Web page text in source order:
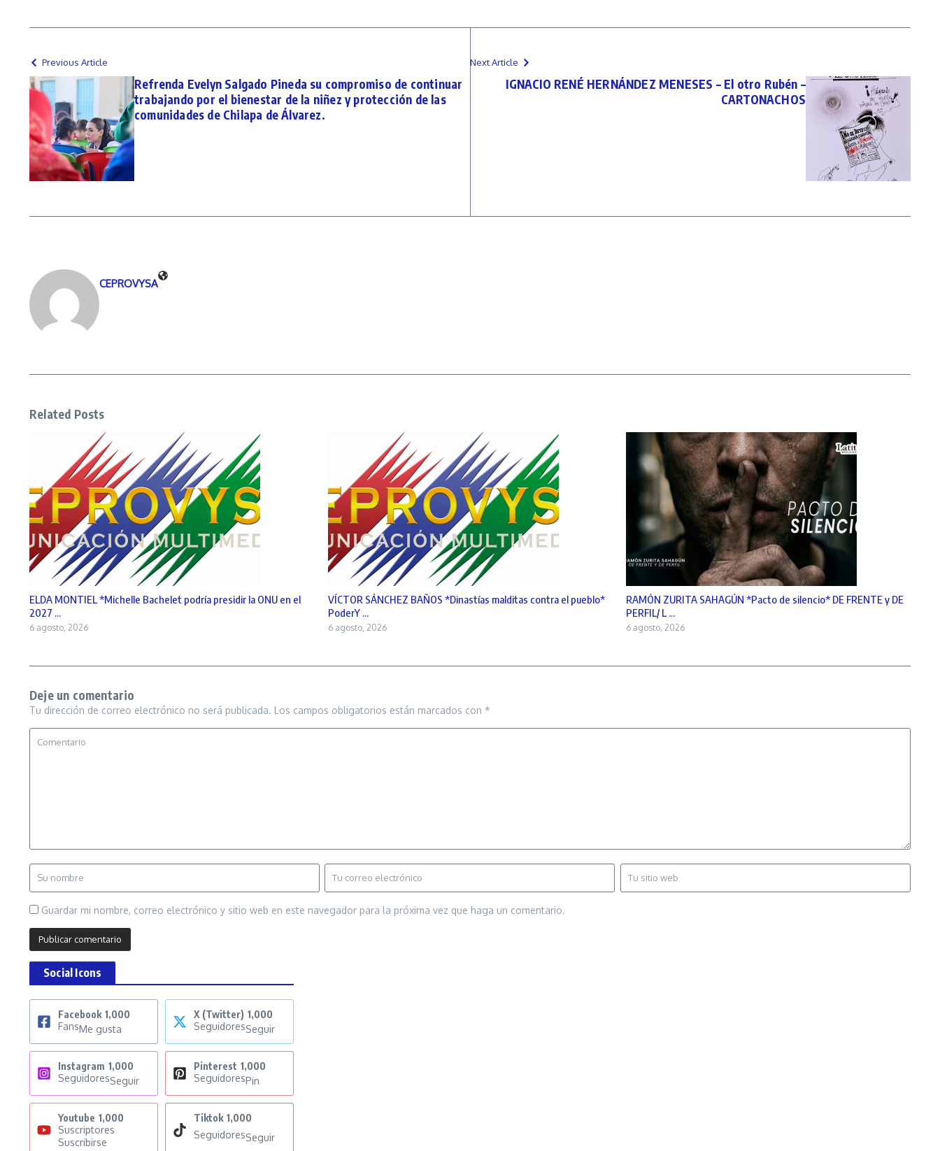
Previous Article
Refrenda Evelyn Salgado Pineda su compromiso de continuar
trabajando por el bienestar de la niñez y protección de las
comunidades de Chilapa de Álvarez.
Next Article
IGNACIO RENÉ HERNÁNDEZ MENESES – El otro Rubén –
CARTONACHOS
CEPROVYSA
Related Posts
ELDA MONTIEL *Michelle Bachelet podría presidir la ONU en el
2027 ...
6 agosto, 2026
VÍCTOR SÁNCHEZ BAÑOS *Dinastías malditas contra el pueblo*
PoderY ...
6 agosto, 2026
RAMÓN ZURITA SAHAGÚN *Pacto de silencio* DE FRENTE y DE
PERFIL/ L ...
6 agosto, 2026
Deje un comentario
Tu dirección de correo electrónico no será publicada. Los campos obligatorios están marcados con *
Guardar mi nombre, correo electrónico y sitio web en este navegador para la próxima vez que haga un comentario.
Social Icons
Facebook 1,000
FansMe gusta
X (Twitter) 1,000
SeguidoresSeguir
Instagram 1,000
SeguidoresSeguir
Pinterest 1,000
SeguidoresPin
Youtube 1,000
Suscriptores
Suscribirse
Tiktok 1,000
SeguidoresSeguir